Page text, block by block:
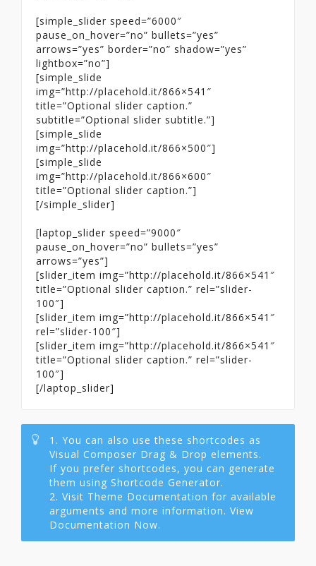
[simple_slider speed=”6000″
pause_on_hover=”no” bullets=”yes”
arrows=”yes” border=”no” shadow=”yes”
lightbox=”no”]
[simple_slide
img=”http://placehold.it/866×541″
title=”Optional slider caption.”
subtitle=”Optional slider subtitle.”]
[simple_slide
img=”http://placehold.it/866×500″]
[simple_slide
img=”http://placehold.it/866×600″
title=”Optional slider caption.”]
[/simple_slider]
[laptop_slider speed=”9000″
pause_on_hover=”no” bullets=”yes”
arrows=”yes”]
[slider_item img=”http://placehold.it/866×541″
title=”Optional slider caption.” rel=”slider-
100″]
[slider_item img=”http://placehold.it/866×541″
rel=”slider-100″]
[slider_item img=”http://placehold.it/866×541″
title=”Optional slider caption.” rel=”slider-
100″]
[/laptop_slider]
1. You can also use these shortcodes as
Visual Composer Drag & Drop elements.
If you prefer shortcodes, you can generate
them using Shortcode Generator.
2. Visit Theme Documentation for available
arguments and more information. View
Documentation Now.